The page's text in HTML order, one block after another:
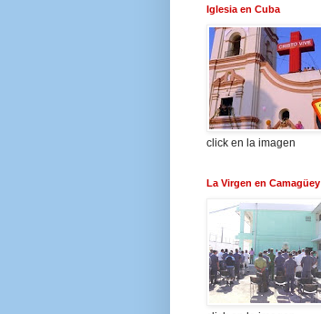
Iglesia en Cuba
click en la imagen
La Virgen en Camagüey